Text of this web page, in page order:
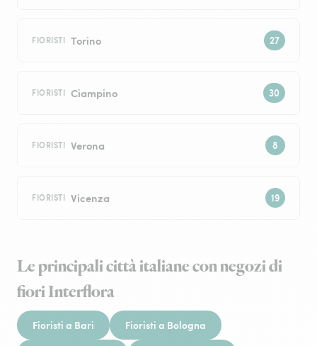
FIORISTI Torino
FIORISTI Ciampino
FIORISTI Verona
FIORISTI Vicenza
Le principali città italiane con negozi di
fiori Interflora
Fioristi a Bari Fioristi a Bologna